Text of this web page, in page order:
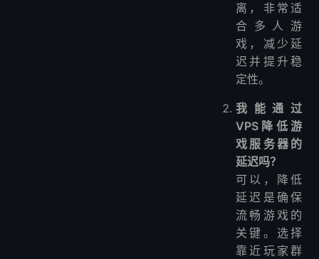
离，非常适
合多人游
戏，减少延
迟并提升稳
定性。
我能通过
VPS降低游
戏服务器的
延迟吗？
可以，降低
延迟是确保
流畅游戏的
关键。选择
靠近玩家群